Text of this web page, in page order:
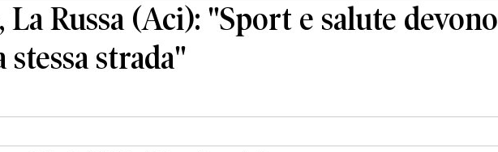
La Russa (Aci): "Sport e salute devono
strada"